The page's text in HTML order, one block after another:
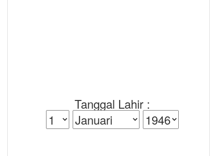
Tanggal Lahir :